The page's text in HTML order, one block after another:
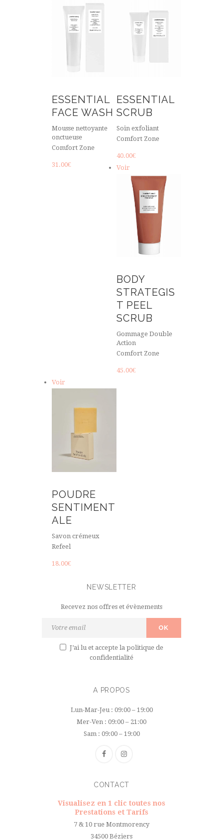
ESSENTIAL
FACE WASH
Mousse nettoyante
onctueuse
Comfort Zone
31.00€
ESSENTIAL
SCRUB
Soin exfoliant
Comfort Zone
40.00€
Voir
BODY
STRATEGIS
T PEEL
SCRUB
Gommage Double
Action
Comfort Zone
45.00€
Voir
POUDRE
SENTIMENT
ALE
Savon crémeux
Refeel
18.00€
NEWSLETTER
Recevez nos offres et évènements
J’ai lu et accepte la politique de
confidentialité
A PROPOS
Lun-Mar-Jeu : 09:00 – 19:00
Mer-Ven : 09:00 – 21:00
Sam : 09:00 – 19:00
CONTACT
Visualisez en 1 clic toutes nos
Prestations et Tarifs
7 & 10 rue Montmorency
34500 Béziers